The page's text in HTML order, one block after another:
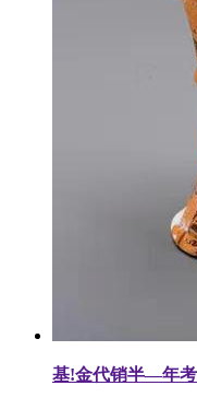
基!金代销半—年